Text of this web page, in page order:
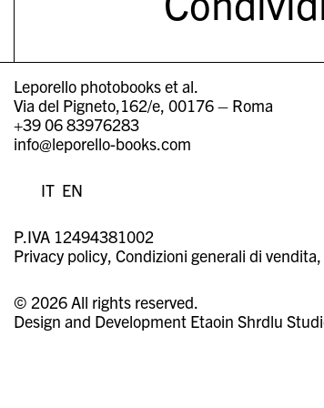
Leporello photobooks et al.
Via del Pigneto,162/e, 00176 – Roma
+39 06 83976283
info@leporello-books.com
IT EN
P.IVA 12494381002
Privacy policy Condizioni generali di vendita
© 2026 All rights reserved.
Design and Development Etaoin Shrdlu